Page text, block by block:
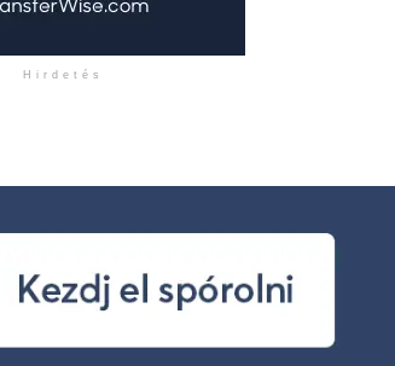
Hirdetés